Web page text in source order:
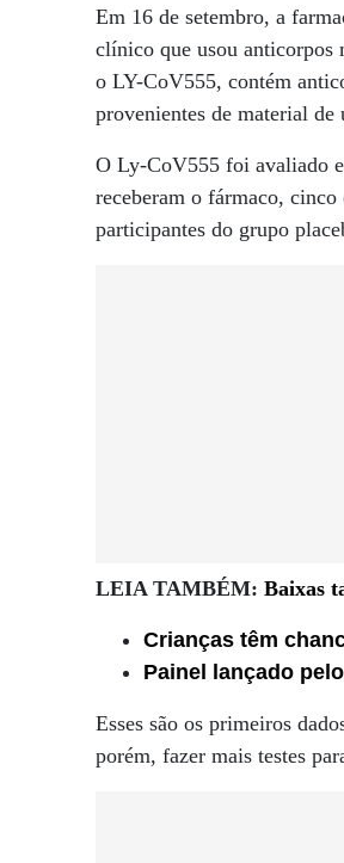
Em 16 de setembro, a
clínico que usou anticorpos
o LY-CoV555, contém
provenientes de material
O Ly-CoV555 foi avaliado
receberam o fármaco,
participantes do grupo
LEIA TAMBÉM: Baixas
Crianças têm
Painel lançado
Esses são os primeiros
porém, fazer mais testes